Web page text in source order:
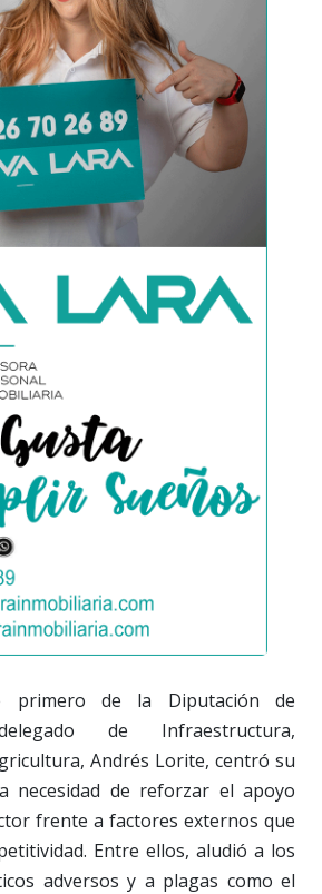
primero de la Diputación de
de Infraestructura,
Andrés Lorite, centró su
necesidad de reforzar el apoyo
frente a factores externos que
Entre ellos, aludió a los
adversos y a plagas como el